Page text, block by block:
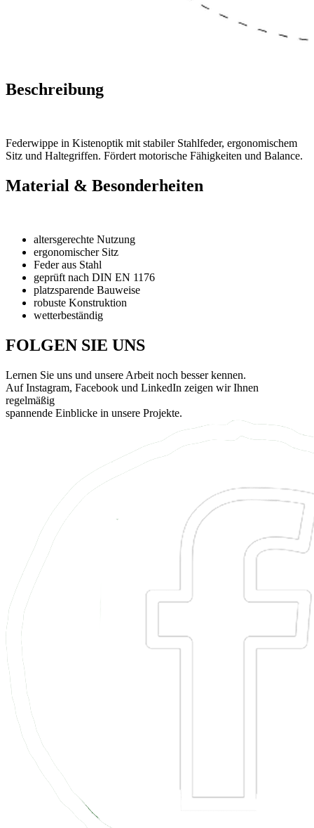
Beschreibung
Federwippe in Kistenoptik mit stabiler Stahlfeder, ergonomischem
Sitz und Haltegriffen. Fördert motorische Fähigkeiten und Balance.
Material & Besonderheiten
altersgerechte Nutzung
ergonomischer Sitz
Feder aus Stahl
geprüft nach DIN EN 1176
platzsparende Bauweise
robuste Konstruktion
wetterbeständig
FOLGEN SIE UNS
Lernen Sie uns und unsere Arbeit noch besser kennen.
Auf Instagram, Facebook und LinkedIn zeigen wir Ihnen
regelmäßig
spannende Einblicke in unsere Projekte.